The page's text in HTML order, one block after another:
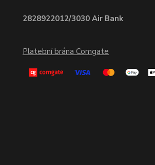
2828922012/3030 Air Bank
Platební brána Comgate